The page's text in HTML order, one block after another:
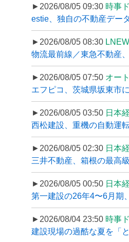
►2026/08/05 09:30 時事
estie、独自の不動産デー
►2026/08/05 08:30
物流最前線／東急不動産
►2026/08/05 07:50 オー
エフピコ、茨城県坂東市
►2026/08/05 03:50 日本
西松建設、重機の自動運
►2026/08/05 02:30 日本
三井不動産、箱根の最高
►2026/08/05 00:50 日本
第一建設の26年4〜6月期
►2026/08/04 23:50 時事
建設現場の過酷な夏を「